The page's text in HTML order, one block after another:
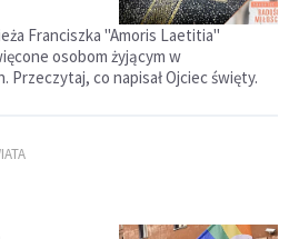
Franciszka "Amoris Laetitia"
osobom żyjącym w
co napisał Ojciec święty.